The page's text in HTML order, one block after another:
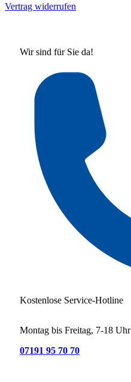
Vertrag widerrufen
Wir sind für Sie da!
Kostenlose Service-Hotline
Montag bis Freitag, 7-18 Uhr
07191 95 70 70